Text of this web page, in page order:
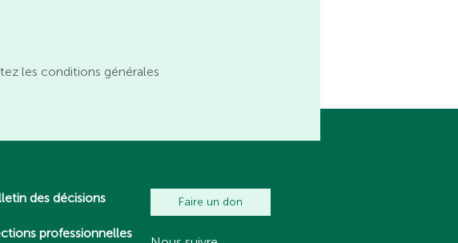
les conditions générales
des décisions
professionnelles
Faire un don